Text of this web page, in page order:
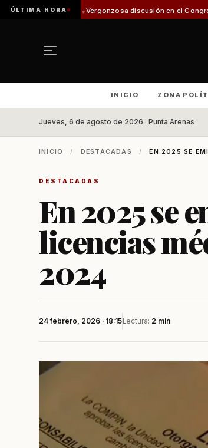
ÚLTIMA HORA
Vergonzosa discusión en el Congreso: Senadoras
INICIO ZONA
Jueves, 6 de agosto de 2026 · Punta Arenas
INICIO / DESTACADAS / EN 2025 SE
DESTACADAS
En 2025 se
licencias
2024
24 febrero, 2026 · 18:15Lectura: 2 min